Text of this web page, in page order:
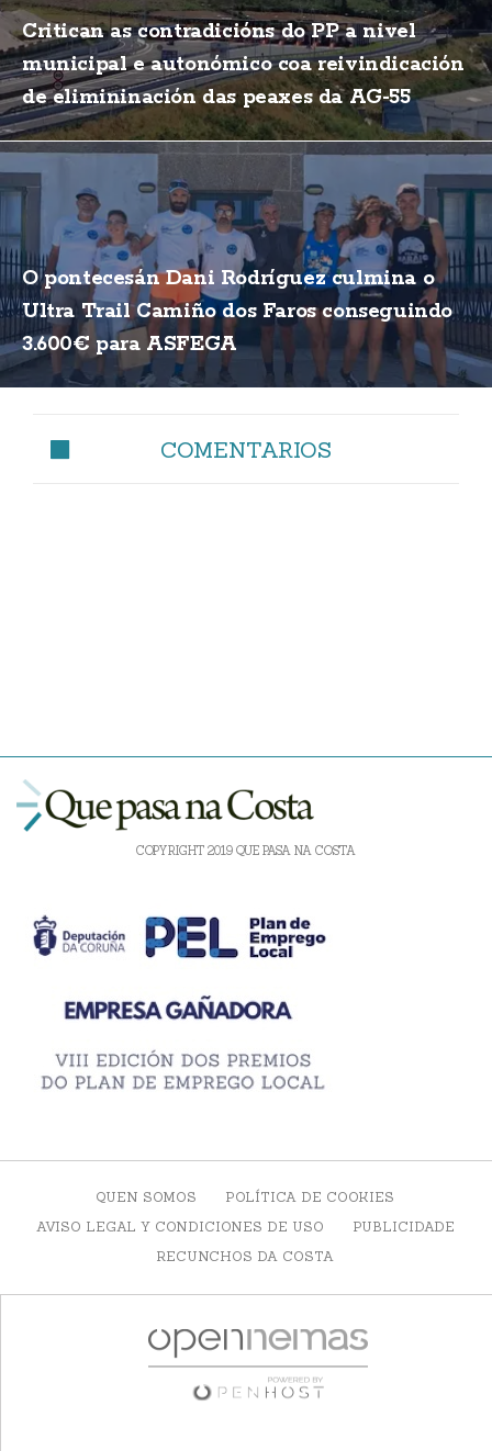
Critican as contradicións do PP a nivel
municipal e autonómico coa reivindicación
de elimininación das peaxes da AG-55
O pontecesán Dani Rodríguez culmina o
Ultra Trail Camiño dos Faros conseguindo
3.600€ para ASFEGA
COMENTARIOS
COPYRIGHT 2019 QUE PASA NA COSTA
QUEN SOMOS
POLÍTICA DE COOKIES
AVISO LEGAL Y CONDICIONES DE USO
PUBLICIDADE
RECUNCHOS DA COSTA